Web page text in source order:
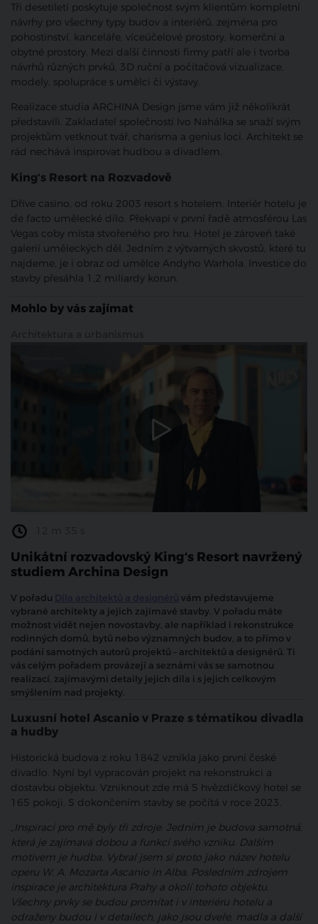
Tři desetiletí poskytuje společnost svým klientům kompletní
návrhy pro všechny typy budov a interiérů, zejména pro
pohostinství, kanceláře, víceúčelové prostory, komerční a
obytné prostory. Mezi další činnosti firmy patří ale i tvorba
návrhů různých prvků, 3D ruční a počítačová vizualizace,
modely, spolupráce s umělci či výstavy.
Realizace studia ARCHINA Design jsme vám již několikrát
představili. Zakladatel společnosti Ivo Nahálka se snaží svým
projektům vetknout tvář, charisma a genius loci. Architekt se
rád nechává inspirovat hudbou a divadlem.
King‘s Resort na Rozvadově
Dříve casino, od roku 2003 resort s hotelem. Interiér hotelu je
de facto umělecké dílo. Překvapí v první řadě atmosférou Las
Vegas coby místa stvořeného pro hru. Hotel je zároveň také
galerií uměleckých děl. Jedním z výtvarných skvostů, které tu
najdeme, je i obraz od umělce Andyho Warhola. Investice do
stavby přesáhla 1,2 miliardy korun.
Mohlo by vás zajímat
Unikátní rozvadovský King‘s Resort navržený
studiem Archina Design
V pořadu Díla architektů a designérů vám představujeme
vybrané architekty a jejich zajímavé stavby. V pořadu máte
možnost vidět nejen novostavby, ale například i rekonstrukce
rodinných domů, bytů nebo významných budov, a to přímo v
podání samotných autorů projektů – architektů a designérů. Ti
vás celým pořadem provázejí a seznámí vás se samotnou
realizací, zajímavými detaily jejich díla i s jejich celkovým
smýšlením nad projekty.
Luxusní hotel Ascanio v Praze s tématikou divadla
a hudby
Historická budova z roku 1842 vznikla jako první české
divadlo. Nyní byl vypracován projekt na rekonstrukci a
dostavbu objektu. Vzniknout zde má 5 hvězdičkový hotel se
165 pokoji. S dokončením stavby se počítá v roce 2023.
„Inspirací pro mě byly tři zdroje. Jedním je budova samotná,
která je zajímavá dobou a funkcí svého vzniku. Dalším
motivem je hudba. Vybral jsem si proto jako název hotelu
operu W. A. Mozarta Ascanio in Alba. Posledním zdrojem
inspirace je architektura Prahy a okolí tohoto objektu.
Všechny prvky se budou promítat i v interiéru hotelu a
odraženy budou i v detailech, jako jsou dveře, madla a další